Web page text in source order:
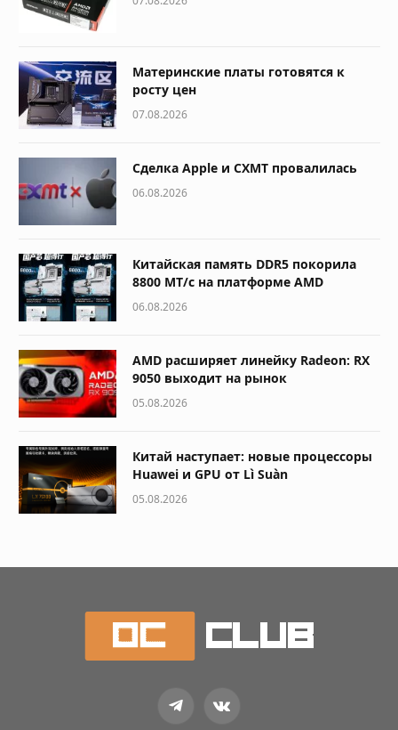
Материнские платы готовятся к
росту цен
07.08.2026
Сделка Apple и CXMT провалилась
06.08.2026
Китайская память DDR5 покорила
8800 МТ/с на платформе AMD
06.08.2026
AMD расширяет линейку Radeon: RX
9050 выходит на рынок
05.08.2026
Китай наступает: новые процессоры
Huawei и GPU от Lì Suàn
05.08.2026
TelegramVKontakte